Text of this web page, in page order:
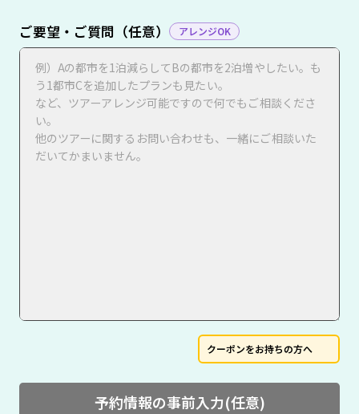
ご要望・ご質問（任意） アレンジOK
クーポンをお持ちの方へ
予約情報の事前入力(任意)